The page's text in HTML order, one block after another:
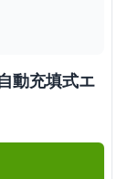
動充填式エ